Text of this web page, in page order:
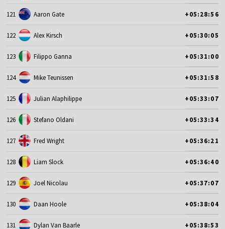
121 Aaron Gate +05:28:56
122 Alex Kirsch +05:30:05
123 Filippo Ganna +05:31:00
124 Mike Teunissen +05:31:58
125 Julian Alaphilippe +05:33:07
126 Stefano Oldani +05:33:34
127 Fred Wright +05:36:21
128 Liam Slock +05:36:40
129 Joel Nicolau +05:37:07
130 Daan Hoole +05:38:04
131 Dylan Van Baarle +05:38:53